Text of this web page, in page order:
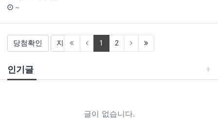
기간
~
당첨확인 지난 이벤트 1 (current)
2
인기글
글이 없습니다.